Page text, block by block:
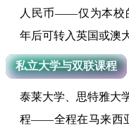
人民币——仅为本校
年后可转入英国或澳
私立大学与双联课程
泰莱大学、思特雅大
程——全程在马来西